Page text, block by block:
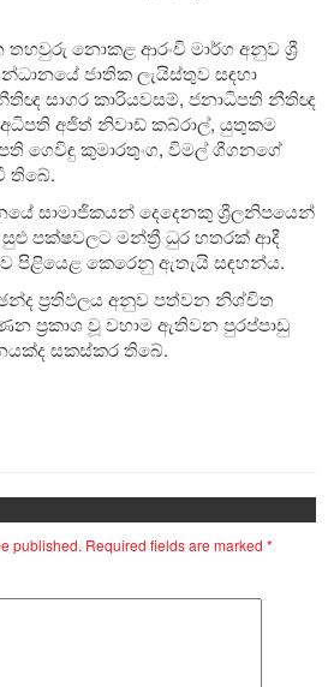
තහවුරු නොකළ ආරංචි මාර්ග අනුව ශ්‍රී
ජාතික ලැයිස්තුව සඳහා
සාගර කාරියවසම්, ජනාධිපති නීතිඥ
අධිපති අජිත් නිවාඩ් කබ්රාල්, යුතුකම
ගෙවිඳු කුමාරතුංග, විමල් ගීගනගේ
තිබේ.
සාමාජිකයන් දෙදෙනකු ශ්‍රීලනිපයෙන්
පක්ෂවලට මන්ත්‍රී ධුර හතරක් ආදී
පිළියෙළ කෙරෙනු ඇතැයි සඳහන්ය.
ප්‍රතිඵලය අනුව පත්වන නිශ්චිත
ප්‍රකාශ වූ වහාම ඇතිවන පුරප්පාඩු
සකස්කර තිබේ.
published. Required fields are marked *